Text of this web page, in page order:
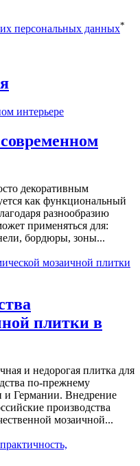
персональных данных*
декоративным
как функциональный
разнообразию
применяться для:
бордюры, зоны...
плитки в
и недорогая плитка для
по-прежнему
и Германии. Внедрение
производства
мозаичной...